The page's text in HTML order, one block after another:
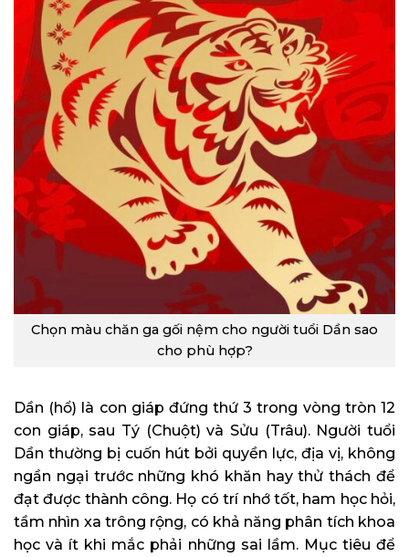
Chọn màu chăn ga gối nệm cho người tuổi Dần sao
cho phù hợp?
Dần (hổ) là con giáp đứng thứ 3 trong vòng tròn 12
con giáp, sau Tý (Chuột) và Sửu (Trâu). Người tuổi
Dần thường bị cuốn hút bởi quyền lực, địa vị, không
ngần ngại trước những khó khăn hay thử thách để
đạt được thành công. Họ có trí nhớ tốt, ham học hỏi,
tầm nhìn xa trông rộng, có khả năng phân tích khoa
học và ít khi mắc phải những sai lầm. Mục tiêu để